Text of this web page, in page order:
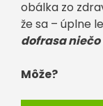
obálka zo
že sa – úplne
dofrasa
Môže?